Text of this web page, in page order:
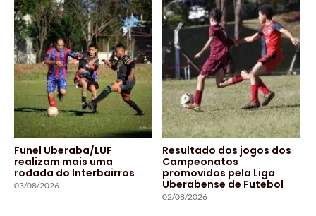
Funel Uberaba/LUF
realizam mais uma
rodada do Interbairros
03/08/2026
Resultado dos jogos dos
Campeonatos
promovidos pela Liga
Uberabense de Futebol
02/08/2026